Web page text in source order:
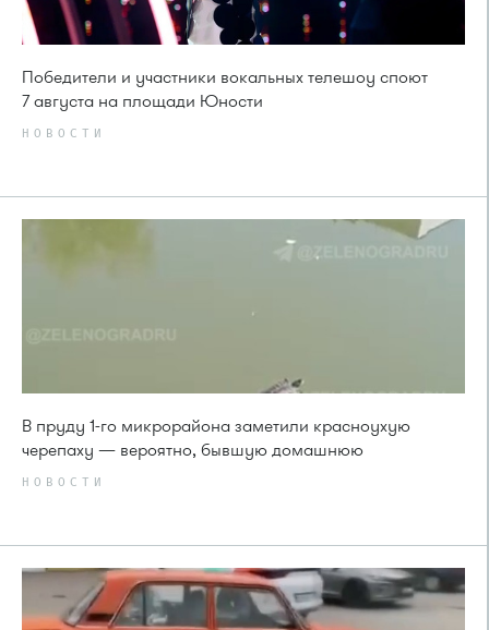
Победители и участники вокальных телешоу споют
7 августа на площади Юности
НОВОСТИ
В пруду 1-го микрорайона заметили красноухую
черепаху — вероятно, бывшую домашнюю
НОВОСТИ